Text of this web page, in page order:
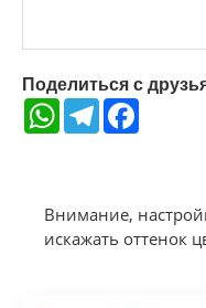
Поделиться с
WhatsAppTelegram
Внимание,
искажать оттенок